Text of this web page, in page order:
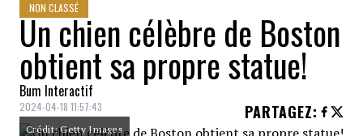
NON CLASSÉ
Un chien célèbre de Boston
obtient sa propre statue!
Bum Interactif
2024-04-18 11:57:43 PARTAGEZ:
Crédit: Getty Images